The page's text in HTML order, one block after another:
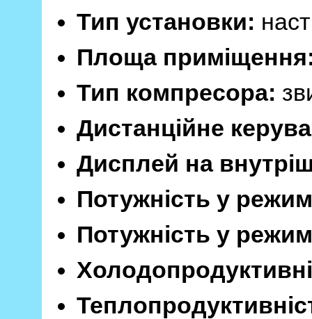
Тип установки:
Площа
Тип компресора:
Дистанційне
Дисплей на
Потужність у
Потужність у